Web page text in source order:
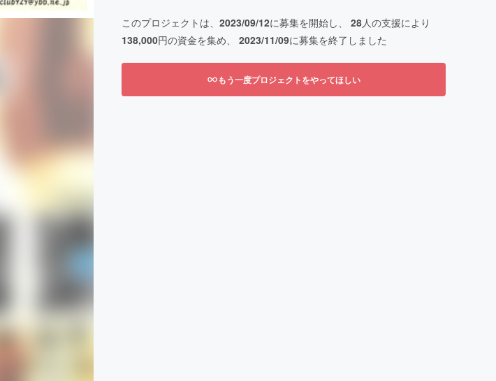
このプロジェクトは、 2023/09/12に募集を開始し、 28人の支援により
138,000円の資金を集め、 2023/11/09に募集を終了しました
もう一度プロジェクトをやってほしい